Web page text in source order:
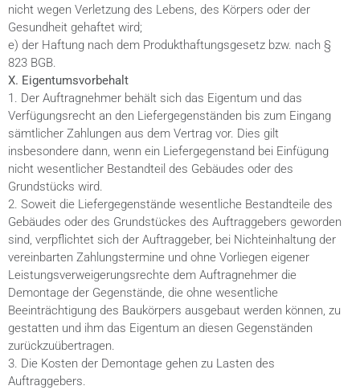
nicht wegen Verletzung des Lebens, des Körpers oder der
Gesundheit gehaftet wird;
e) der Haftung nach dem Produkthaftungsgesetz bzw. nach §
823 BGB.
X. Eigentumsvorbehalt
1. Der Auftragnehmer behält sich das Eigentum und das
Verfügungsrecht an den Liefergegenständen bis zum Eingang
sämtlicher Zahlungen aus dem Vertrag vor. Dies gilt
insbesondere dann, wenn ein Liefergegenstand bei Einfügung
nicht wesentlicher Bestandteil des Gebäudes oder des
Grundstücks wird.
2. Soweit die Liefergegenstände wesentliche Bestandteile des
Gebäudes oder des Grundstückes des Auftraggebers geworden
sind, verpflichtet sich der Auftraggeber, bei Nichteinhaltung der
vereinbarten Zahlungstermine und ohne Vorliegen eigener
Leistungsverweigerungsrechte dem Auftragnehmer die
Demontage der Gegenstände, die ohne wesentliche
Beeinträchtigung des Baukörpers ausgebaut werden können, zu
gestatten und ihm das Eigentum an diesen Gegenständen
zurückzuübertragen.
3. Die Kosten der Demontage gehen zu Lasten des
Auftraggebers.